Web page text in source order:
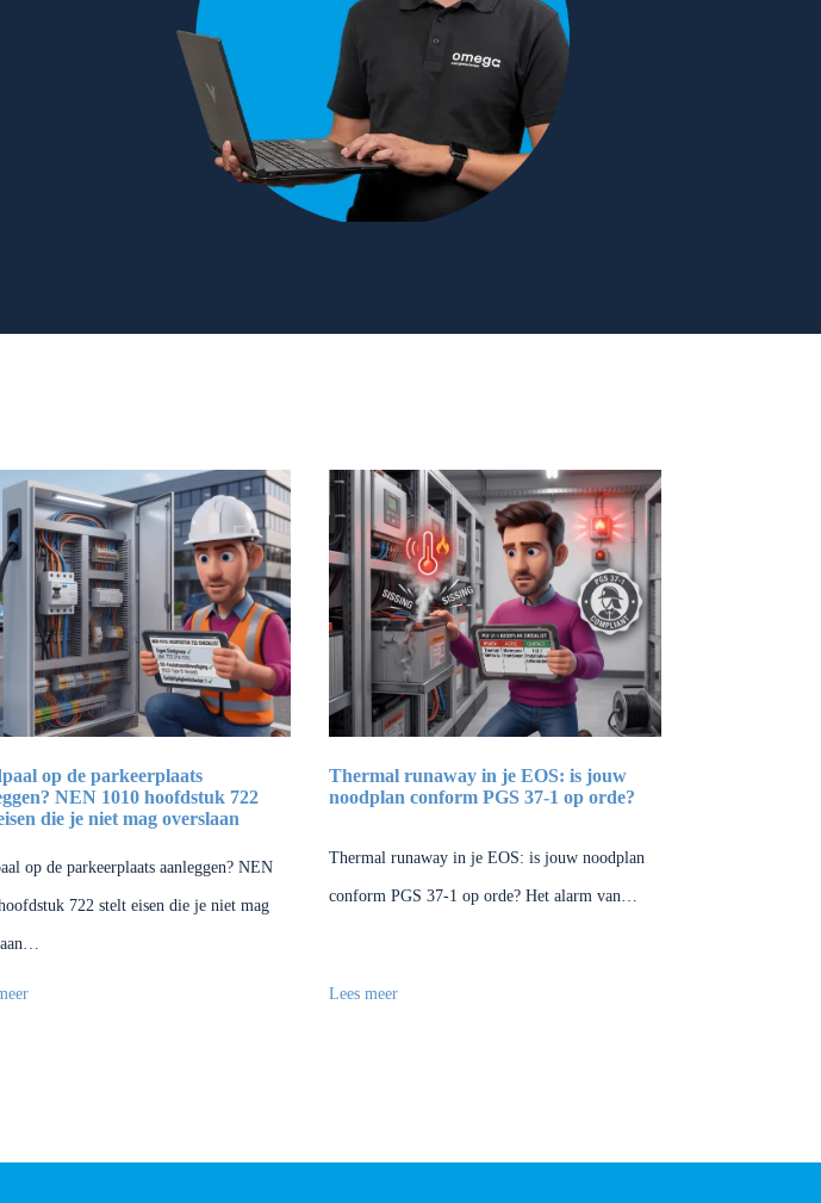
op de parkeerplaats
NEN 1010 hoofdstuk 722
die je niet mag overslaan
op de parkeerplaats aanleggen? NEN
722 stelt eisen die je niet mag
Thermal runaway in je EOS: is jouw
noodplan conform PGS 37-1 op orde?
Thermal runaway in je EOS: is jouw noodplan
conform PGS 37-1 op orde? Het alarm van…
Lees meer